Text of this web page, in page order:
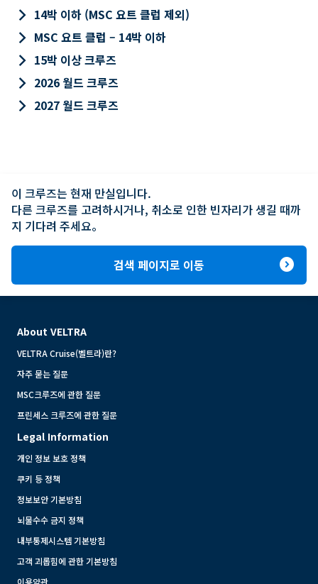
keyboard_arrow_right 14박 이하 (MSC 요트 클럽 제외)
keyboard_arrow_right MSC 요트 클럽 – 14박 이하
keyboard_arrow_right 15박 이상 크루즈
keyboard_arrow_right 2026 월드 크루즈
keyboard_arrow_right 2027 월드 크루즈
이 크루즈는 현재 만실입니다.
다른 크루즈를 고려하시거나, 취소로 인한 빈자리가 생길 때까
지 기다려 주세요。
검색 페이지로 이동 expand_circle_right
About VELTRA
VELTRA Cruise(벨트라)란?
자주 묻는 질문
MSC크루즈에 관한 질문
프린세스 크루즈에 관한 질문
Legal Information
개인 정보 보호 정책
쿠키 등 정책
정보보안 기본방침
뇌물수수 금지 정책
내부통제시스템 기본방침
고객 괴롭힘에 관한 기본방침
이용약관